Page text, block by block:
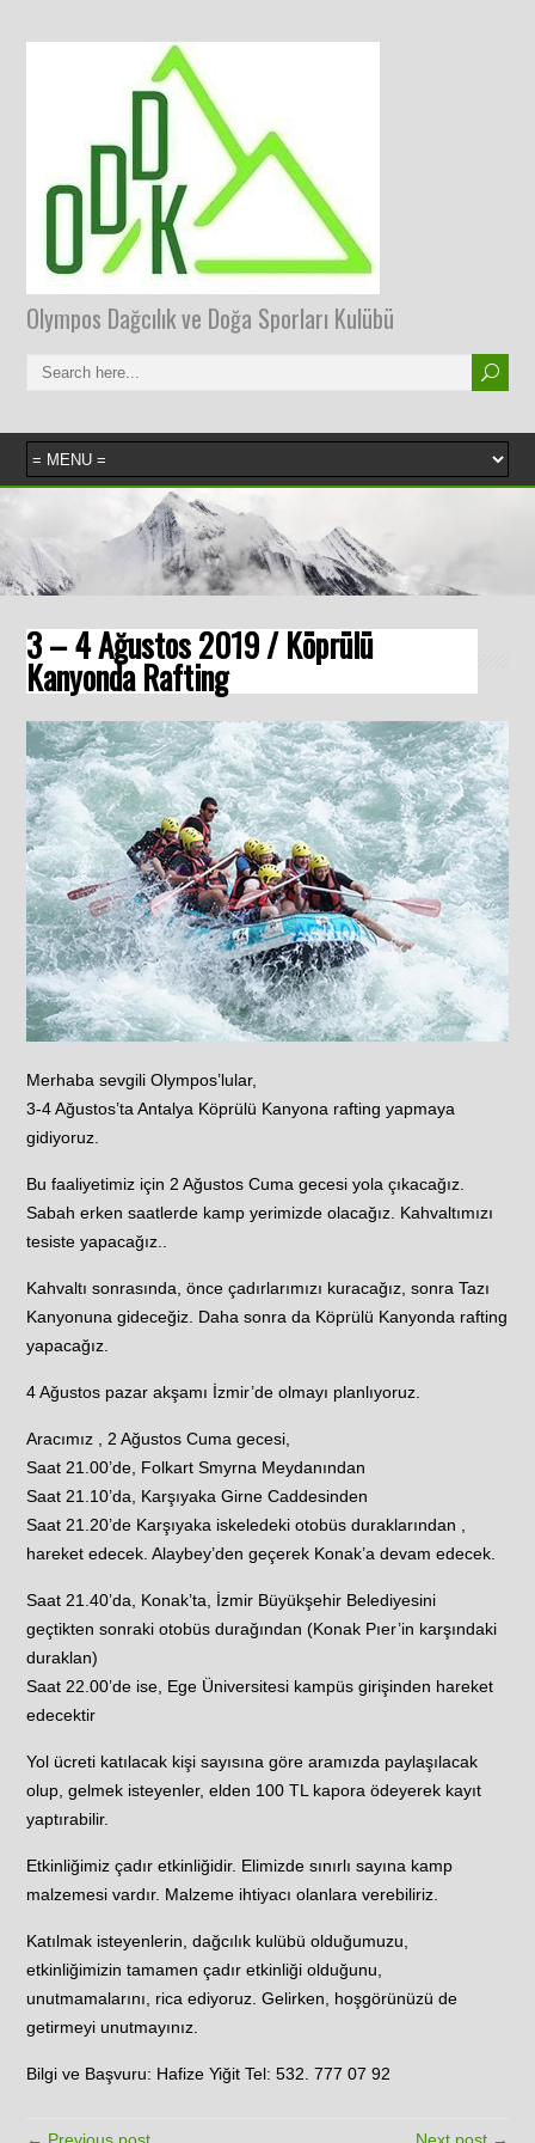
Olympos Dağcılık ve Doğa Sporları Kulübü
3 – 4 Ağustos 2019 / Köprülü
Kanyonda Rafting
Merhaba sevgili Olympos’lular,
3-4 Ağustos’ta Antalya Köprülü Kanyona rafting yapmaya
gidiyoruz.
Bu faaliyetimiz için 2 Ağustos Cuma gecesi yola çıkacağız.
Sabah erken saatlerde kamp yerimizde olacağız. Kahvaltımızı
tesiste yapacağız..
Kahvaltı sonrasında, önce çadırlarımızı kuracağız, sonra Tazı
Kanyonuna gideceğiz. Daha sonra da Köprülü Kanyonda rafting
yapacağız.
4 Ağustos pazar akşamı İzmir’de olmayı planlıyoruz.
Aracımız , 2 Ağustos Cuma gecesi,
Saat 21.00’de, Folkart Smyrna Meydanından
Saat 21.10’da, Karşıyaka Girne Caddesinden
Saat 21.20’de Karşıyaka iskeledeki otobüs duraklarından ,
hareket edecek. Alaybey’den geçerek Konak’a devam edecek.
Saat 21.40’da, Konak’ta, İzmir Büyükşehir Belediyesini
geçtikten sonraki otobüs durağından (Konak Pıer’in karşındaki
duraklan)
Saat 22.00’de ise, Ege Üniversitesi kampüs girişinden hareket
edecektir
Yol ücreti katılacak kişi sayısına göre aramızda paylaşılacak
olup, gelmek isteyenler, elden 100 TL kapora ödeyerek kayıt
yaptırabilir.
Etkinliğimiz çadır etkinliğidir. Elimizde sınırlı sayına kamp
malzemesi vardır. Malzeme ihtiyacı olanlara verebiliriz.
Katılmak isteyenlerin, dağcılık kulübü olduğumuzu,
etkinliğimizin tamamen çadır etkinliği olduğunu,
unutmamalarını, rica ediyoruz. Gelirken, hoşgörünüzü de
getirmeyi unutmayınız.
Bilgi ve Başvuru: Hafize Yiğit Tel: 532. 777 07 92